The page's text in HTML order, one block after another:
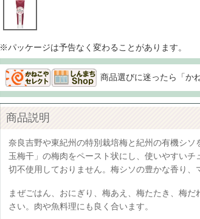
※パッケージは予告なく変わることがあります。
商品選びに迷ったら「か
商品説明
奈良吉野や東紀州の特別栽培梅と紀州の有機シ
玉梅干」の梅肉をペースト状にし、使いやすい
切不使用しておりません。梅シソの豊かな香り、
まぜごはん、おにぎり、梅あえ、梅たたき、梅
さい。肉や魚料理にも良く合います。